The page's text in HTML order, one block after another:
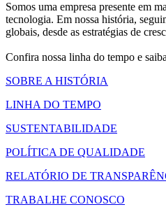
Somos uma empresa presente em
tecnologia. Em nossa história,
globais, desde as estratégias de
Confira nossa linha do tempo e
SOBRE A HISTÓRIA
LINHA DO TEMPO
SUSTENTABILIDADE
POLÍTICA DE QUALIDADE
RELATÓRIO DE
TRABALHE CONOSCO